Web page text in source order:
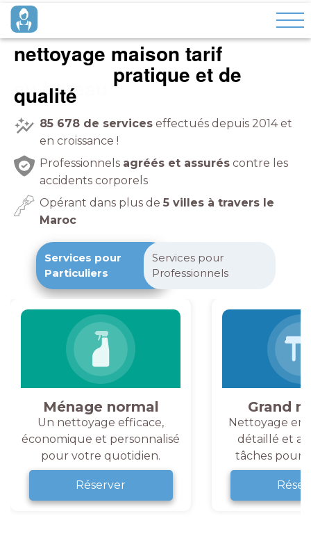
nettoyage maison tarif
à domicile
pratique et de
qualité
85 678 de services effectués depuis 2014 et
en croissance !
Professionnels agréés et assurés contre les
accidents corporels
Opérant dans plus de 5 villes à travers le
Maroc
Services pour
Particuliers
Services pour
Professionnels
Ménage normal
Un nettoyage efficace,
économique et personnalisé
pour votre quotidien.
Réserver
Grand
Nettoyage en
détaillé et
tâches pour